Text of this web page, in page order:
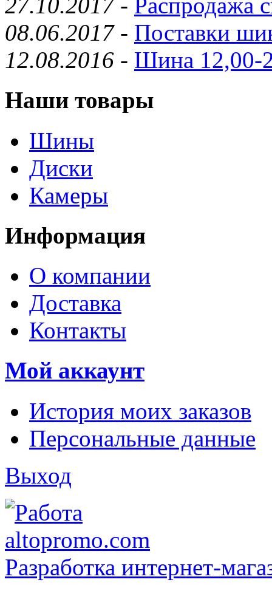
27.10.2017 - Распродажа
08.06.2017- Поставки
12.08.2016 - Шина 12,00-
Наши товары
Шины
Диски
Камеры
Информация
О компании
Доставка
Контакты
Мой аккаунт
История моих заказов
Персональные данные
Выход
Разработка интернет-